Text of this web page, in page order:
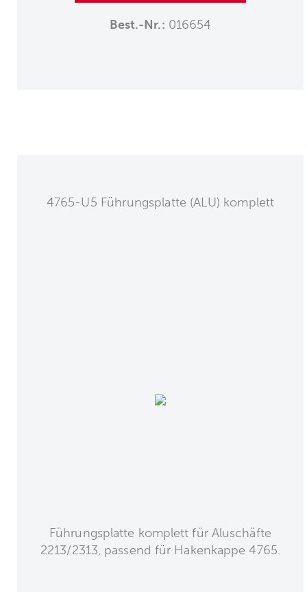
Best.-Nr.: 016654
4765-U5 Führungsplatte (ALU) komplett
Führungsplatte komplett für Aluschäfte
2213/2313, passend für Hakenkappe 4765.